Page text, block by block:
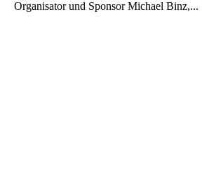
Organisator und Sponsor Michael Binz,...